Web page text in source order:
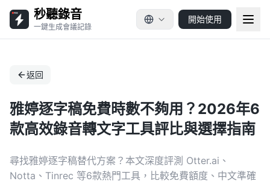
秒聽錄音
一鍵生成會議記錄
開始使用
返回
雅婷逐字稿免費時數不夠用？2026年6
款高效錄音轉文字工具評比與選擇指南
尋找雅婷逐字稿替代方案？本文深度評測 Otter.ai、
Notta、Tinrec 等6款熱門工具，比較免費額度、中文準確